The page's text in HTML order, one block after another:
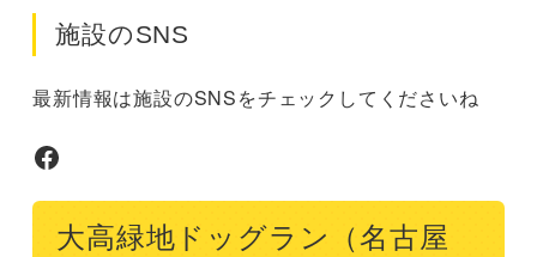
施設のSNS
最新情報は施設のSNSをチェックしてくださいね
Facebook
大高緑地ドッグラン（名古屋